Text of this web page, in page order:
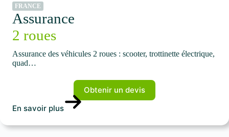
FRANCE
Assurance
2 roues
Assurance des véhicules 2 roues : scooter, trottinette électrique,
quad…
Obtenir un devis
En savoir plus